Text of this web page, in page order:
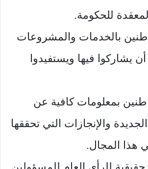
للحكومة.
بالخدمات والمشروعات
يشاركوا فيها ويستفيدوا
بمعلومات كافية عن
الجديدة والإنجازات التي تحققها
هذا المجال.